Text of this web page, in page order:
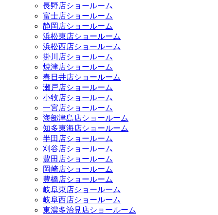
長野店ショールーム
富士店ショールーム
静岡店ショールーム
浜松東店ショールーム
浜松西店ショールーム
掛川店ショールーム
焼津店ショールーム
春日井店ショールーム
瀬戸店ショールーム
小牧店ショールーム
一宮店ショールーム
海部津島店ショールーム
知多東海店ショールーム
半田店ショールーム
刈谷店ショールーム
豊田店ショールーム
岡崎店ショールーム
豊橋店ショールーム
岐阜東店ショールーム
岐阜西店ショールーム
東濃多治見店ショールーム